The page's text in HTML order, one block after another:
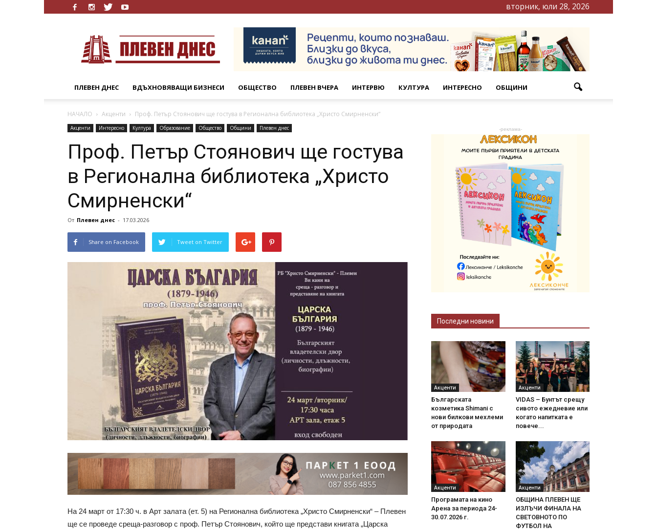
вторник, юли 28, 2026
Днес
ПЛЕВЕН ДНЕС ВДЪХНОВЯВАЩИ БИЗНЕСИ ОБЩЕСТВО ПЛЕВЕН ВЧЕРА ИНТЕРВЮ КУЛТУРА ИНТЕРЕСНО ОБЩИНИ
НАЧАЛО Акценти Проф. Петър Стоянович ще гостува в Регионална библиотека „Христо Смирненски“
Акценти Интересно Култура Образование Общество Общини Плевен днес
Проф. Петър Стоянович ще гостува
в Регионална библиотека „Христо
Смирненски“
От Плевен днес - 17.03.2026
Share on Facebook Tweet on Twitter
На 24 март от 17:30 ч. в Арт залата (ет. 5) на Регионална библиотека „Христо Смирненски“ – Плевен
ще се проведе среща-разговор с проф. Петър Стоянович, който ще представи книгата „Царска
-реклама-
Последни новини
Акценти
Българската
козметика Shimani с
нови билкови мехлеми
от природата
Акценти
VIDAS – Бунтът срещу
сивото ежедневие или
когато напитката е
повече...
Акценти
Програмата на кино
Арена за периода 24-
30.07.2026 г.
Акценти
ОБЩИНА ПЛЕВЕН ЩЕ
ИЗЛЪЧИ ФИНАЛА НА
СВЕТОВНОТО ПО
ФУТБОЛ НА